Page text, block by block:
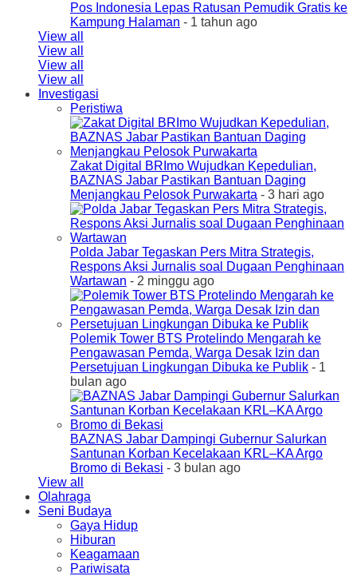
Pos Indonesia Lepas Ratusan Pemudik Gratis ke
Kampung Halaman - 1 tahun ago
View all
View all
View all
View all
Investigasi
Peristiwa
Zakat Digital BRImo Wujudkan Kepedulian,
BAZNAS Jabar Pastikan Bantuan Daging
Menjangkau Pelosok Purwakarta - 3 hari ago
Polda Jabar Tegaskan Pers Mitra Strategis,
Respons Aksi Jurnalis soal Dugaan Penghinaan
Wartawan - 2 minggu ago
Polemik Tower BTS Protelindo Mengarah ke
Pengawasan Pemda, Warga Desak Izin dan
Persetujuan Lingkungan Dibuka ke Publik - 1
bulan ago
BAZNAS Jabar Dampingi Gubernur Salurkan
Santunan Korban Kecelakaan KRL–KA Argo
Bromo di Bekasi - 3 bulan ago
View all
Olahraga
Seni Budaya
Gaya Hidup
Hiburan
Keagamaan
Pariwisata